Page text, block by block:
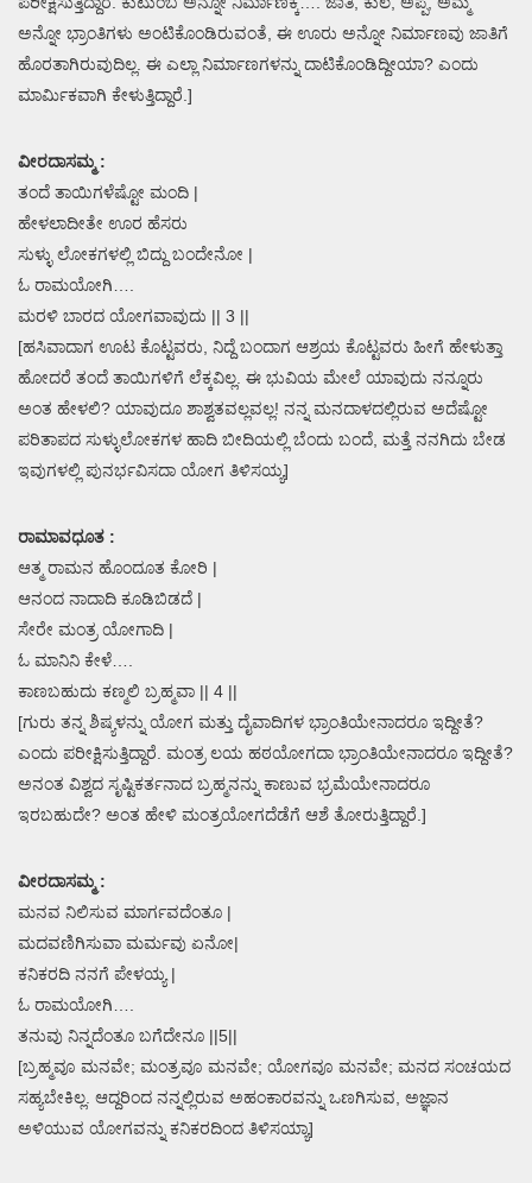
ಅನ್ನೋ ಭ್ರಾಂತಿಗಳು ಅಂಟಿಕೊಂಡಿರುವಂತೆ, ಈ ಊರು ಅನ್ನೋ ನಿರ್ಮಾಣವು ಜಾತಿಗೆ
ಹೊರತಾಗಿರುವುದಿಲ್ಲ. ಈ ಎಲ್ಲಾ ನಿರ್ಮಾಣಗಳನ್ನು ದಾಟಿಕೊಂಡಿದ್ದೀಯಾ? ಎಂದು
ಮಾರ್ಮಿಕವಾಗಿ ಕೇಳುತ್ತಿದ್ದಾರೆ.]
ವೀರದಾಸಮ್ಮ :
ತಂದೆ ತಾಯಿಗಳೆಷ್ಟೋ ಮಂದಿ |
ಹೇಳಲಾದೀತೇ ಊರ ಹೆಸರು
ಸುಳ್ಳು ಲೋಕಗಳಲ್ಲಿ ಬಿದ್ದು ಬಂದೇನೋ |
ಓ ರಾಮಯೋಗಿ….
ಮರಳಿ ಬಾರದ ಯೋಗವಾವುದು || 3 ||
[ಹಸಿವಾದಾಗ ಊಟ ಕೊಟ್ಟವರು, ನಿದ್ದೆ ಬಂದಾಗ ಆಶ್ರಯ ಕೊಟ್ಟವರು ಹೀಗೆ ಹೇಳುತ್ತಾ
ಹೋದರೆ ತಂದೆ ತಾಯಿಗಳಿಗೆ ಲೆಕ್ಕವಿಲ್ಲ. ಈ ಭುವಿಯ ಮೇಲೆ ಯಾವುದು ನನ್ನೂರು
ಅಂತ ಹೇಳಲಿ? ಯಾವುದೂ ಶಾಶ್ವತವಲ್ಲವಲ್ಲ! ನನ್ನ ಮನದಾಳದಲ್ಲಿರುವ ಅದೆಷ್ಟೋ
ಪರಿತಾಪದ ಸುಳ್ಳುಲೋಕಗಳ ಹಾದಿ ಬೀದಿಯಲ್ಲಿ ಬೆಂದು ಬಂದೆ, ಮತ್ತೆ ನನಗಿದು ಬೇಡ
ಇವುಗಳಲ್ಲಿ ಪುನರ್ಭವಿಸದಾ ಯೋಗ ತಿಳಿಸಯ್ಯ]
ರಾಮಾವಧೂತ :
ಆತ್ಮ ರಾಮನ ಹೊಂದೂತ ಕೋರಿ |
ಆನಂದ ನಾದಾದಿ ಕೂಡಿಬಿಡದೆ |
ಸೇರೇ ಮಂತ್ರ ಯೋಗಾದಿ |
ಓ ಮಾನಿನಿ ಕೇಳೆ….
ಕಾಣಬಹುದು ಕಣ್ಮಲಿ ಬ್ರಹ್ಮವಾ || 4 ||
[ಗುರು ತನ್ನ ಶಿಷ್ಯಳನ್ನು ಯೋಗ ಮತ್ತು ದೈವಾದಿಗಳ ಭ್ರಾಂತಿಯೇನಾದರೂ ಇದ್ದೀತೆ?
ಎಂದು ಪರೀಕ್ಷಿಸುತ್ತಿದ್ದಾರೆ. ಮಂತ್ರ ಲಯ ಹಠಯೋಗದಾ ಭ್ರಾಂತಿಯೇನಾದರೂ ಇದ್ದೀತೆ?
ಅನಂತ ವಿಶ್ವದ ಸೃಷ್ಟಿಕರ್ತನಾದ ಬ್ರಹ್ಮನನ್ನು ಕಾಣುವ ಭ್ರಮೆಯೇನಾದರೂ
ಇರಬಹುದೇ? ಅಂತ ಹೇಳಿ ಮಂತ್ರಯೋಗದೆಡೆಗೆ ಆಶೆ ತೋರುತ್ತಿದ್ದಾರೆ.]
ವೀರದಾಸಮ್ಮ :
ಮನವ ನಿಲಿಸುವ ಮಾರ್ಗವದೆಂತೂ |
ಮದವಣಿಗಿಸುವಾ ಮರ್ಮವು ಏನೋ|
ಕನಿಕರದಿ ನನಗೆ ಪೇಳಯ್ಯ |
ಓ ರಾಮಯೋಗಿ….
ತನುವು ನಿನ್ನದೆಂತೂ ಬಗೆದೇನೂ ||5||
[ಬ್ರಹ್ಮವೂ ಮನವೇ; ಮಂತ್ರವೂ ಮನವೇ; ಯೋಗವೂ ಮನವೇ; ಮನದ ಸಂಚಯದ
ಸಹ್ಯಬೇಕಿಲ್ಲ. ಆದ್ದರಿಂದ ನನ್ನಲ್ಲಿರುವ ಅಹಂಕಾರವನ್ನು ಒಣಗಿಸುವ, ಅಜ್ಞಾನ
ಅಳಿಯುವ ಯೋಗವನ್ನು ಕನಿಕರದಿಂದ ತಿಳಿಸಯ್ಯಾ]